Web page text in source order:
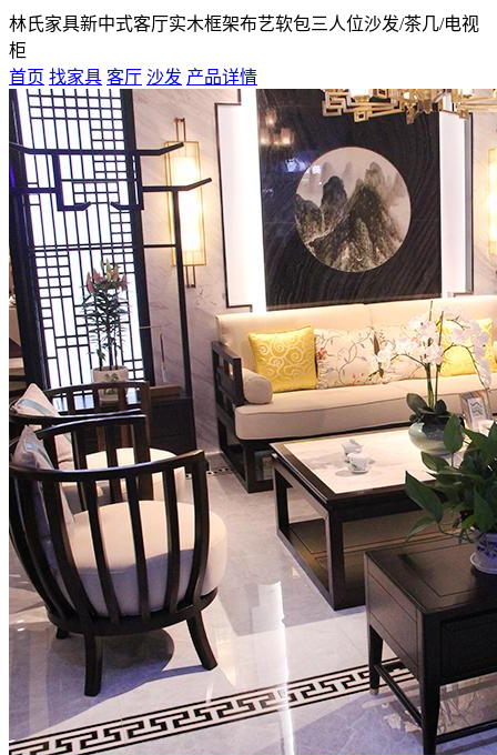
林氏家具新中式客厅实木框架布艺软包三人位沙发/茶几/电视
柜
首页 找家具 客厅 沙发 产品详情